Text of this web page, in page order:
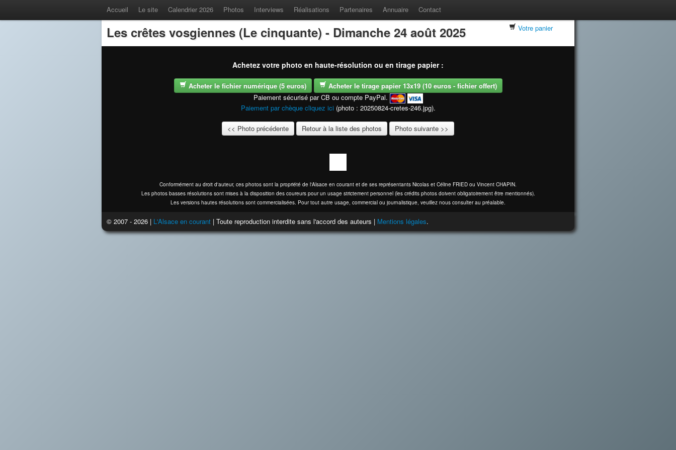
Accueil Le site Calendrier 2026 Photos Interviews Réalisations Partenaires Annuaire Contact
Les crêtes vosgiennes (Le cinquante) - Dimanche 24 août 2025 Votre panier
Achetez votre photo en haute-résolution ou en tirage papier :
Acheter le fichier numérique (5 euros)
Acheter le tirage papier 13x19 (10 euros - fichier offert)
Paiement sécurisé par CB ou compte PayPal.
Paiement par chèque cliquez ici (photo : 20250824-cretes-246.jpg).
<< Photo précédente Retour à la liste des photos Photo suivante >>
Conformément au droit d'auteur, ces photos sont la propriété de l'Alsace en courant et de ses représentants Nicolas et Céline FRIED ou Vincent CHAPIN.
Les photos basses résolutions sont mises à la disposition des coureurs pour un usage strictement personnel (les crédits photos doivent obligatoirement être mentionnés).
Les versions hautes résolutions sont commercialisées. Pour tout autre usage, commercial ou journalistique, veuillez nous consulter au préalable.
© 2007 - 2026 | L'Alsace en courant | Toute reproduction interdite sans l'accord des auteurs | Mentions légales.